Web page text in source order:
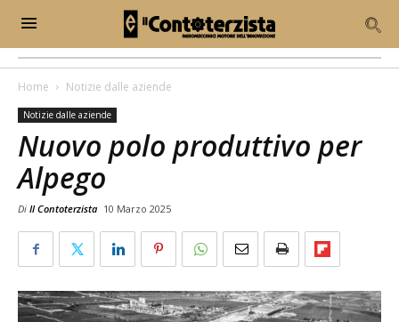
Home Notizie dalle aziende
Notizie dalle aziende
Nuovo polo produttivo per
Alpego
Di Il Contoterzista 10 Marzo 2025